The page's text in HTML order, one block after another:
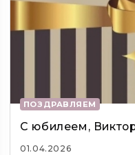
ПОЗДРАВЛЯЕМ
С юбилеем,
01.04.2026